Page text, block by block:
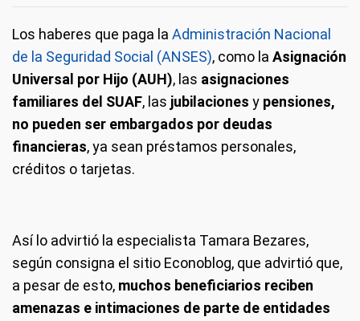
Los haberes que paga la Administración Nacional
de la Seguridad Social (ANSES), como la Asignación
Universal por Hijo (AUH), las asignaciones
familiares del SUAF, las jubilaciones y pensiones,
no pueden ser embargados por deudas
financieras, ya sean préstamos personales,
créditos o tarjetas.
Así lo advirtió la especialista Tamara Bezares,
según consigna el sitio Econoblog, que advirtió que,
a pesar de esto, muchos beneficiarios reciben
amenazas e intimaciones de parte de entidades